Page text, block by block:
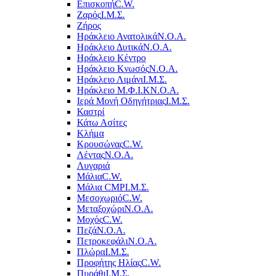
ΕπισκοπήC.W.
ΖαρόςΙ.Μ.Σ.
Ζήρος
Ηράκλειο ΑνατολικάΝ.Ο.Α.
Ηράκλειο ΔυτικάΝ.Ο.Α.
Ηράκλειο Κέντρο
Ηράκλειο ΚνωσόςΝ.Ο.Α.
Ηράκλειο ΛιμάνιΙ.Μ.Σ.
Ηράκλειο Μ.Φ.Ι.ΚΝ.Ο.Α.
Ιερά Μονή ΟδηγήτριαςΙ.Μ.Σ.
Καστρί
Κάτω Ασίτες
Κλήμα
ΚρουσώναςC.W.
ΛένταςΝ.Ο.Α.
Λυγαριά
ΜάλιαC.W.
Μάλια CMPΙ.Μ.Σ.
ΜεσοχωριόC.W.
ΜεταξοχώριΝ.Ο.Α.
ΜοχόςC.W.
ΠεζάΝ.Ο.Α.
ΠετροκεφάλιΝ.Ο.Α.
ΠλώραΙ.Μ.Σ.
Προφήτης ΗλίαςC.W.
ΠυράθιΙ.Μ.Σ.